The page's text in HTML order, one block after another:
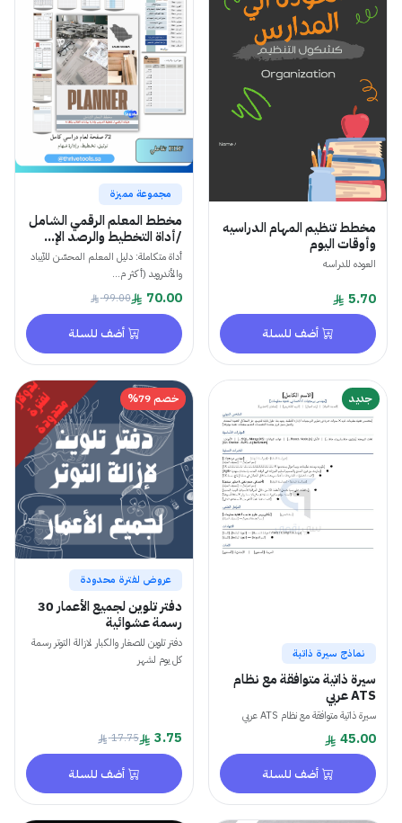
مخطط تنظيم المهام الدراسيه
وأوقات اليوم
العوده للدراسه
5.70
أضف للسلة
مجموعة مميزة
مخطط المعلم الرقمي الشامل
/أداة التخطيط والرصد الإ...
أداة متكاملة: دليل المعلم المحسّن للآيباد
والأندرويد (أكثر م...
70.00
99.00
أضف للسلة
جديد
نماذج سيرة ذاتية
‎⁨سيرة ذاتية متوافقة مع نظام
ATS عربي
‎⁨سيرة ذاتية متوافقة مع نظام ATS عربي
45.00
أضف للسلة
خصم 79%
عروض لفترة محدودة
دفتر تلوين لجميع الأعمار 30
رسمة عشوائية
دفتر تلوين للصغار والكبار لازالة التوتر رسمة
كل يوم لشهر
3.75
17.75
أضف للسلة